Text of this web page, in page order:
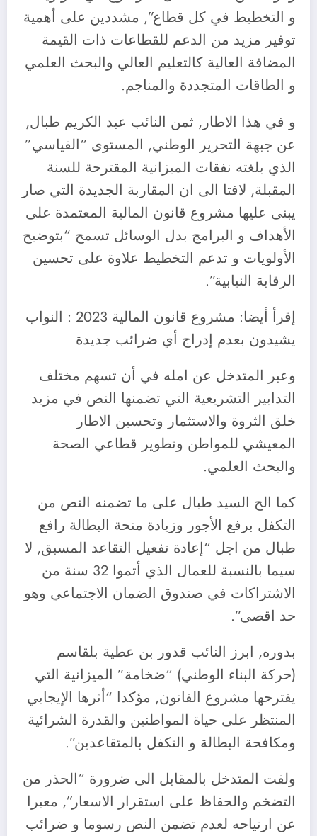
و التخطيط في كل قطاع”, مشددين على أهمية
توفير مزيد من الدعم للقطاعات ذات القيمة
المضافة العالية كالتعليم العالي والبحث العلمي
و الطاقات المتجددة والمناجم.
و في هذا الاطار, ثمن النائب عبد الكريم طبال,
عن جبهة التحرير الوطني, المستوى “القياسي”
الذي بلغته نفقات الميزانية المقترحة للسنة
المقبلة, لافتا الى ان المقاربة الجديدة التي صار
يبنى عليها مشروع قانون المالية المعتمدة على
الأهداف و البرامج بدل الوسائل تسمح “بتوضيح
الأولويات و تدعم التخطيط علاوة على تحسين
الرقابة النيابية”.
إقرأ أيضا: مشروع قانون المالية 2023 : النواب
يشيدون بعدم إدراج أي ضرائب جديدة
وعبر المتدخل عن امله في أن تسهم مختلف
التدابير التشريعية التي تضمنها النص في مزيد
خلق الثروة والاستثمار وتحسين الاطار
المعيشي للمواطن وتطوير قطاعي الصحة
والبحث العلمي.
كما الح السيد طبال على ما تضمنه النص من
التكفل برفع الأجور وزيادة منحة البطالة رافع
طبال من اجل “إعادة تفعيل التقاعد المسبق, لا
سيما بالنسبة للعمال الذي أتموا 32 سنة من
الاشتراكات في صندوق الضمان الاجتماعي وهو
حد اقصى”.
بدوره, ابرز النائب قدور بن عطية بلقاسم
(حركة البناء الوطني) “ضخامة” الميزانية التي
يقترحها مشروع القانون, مؤكدا “أثرها الإيجابي
المنتظر على حياة المواطنين والقدرة الشرائية
ومكافحة البطالة و التكفل بالمتقاعدين”.
ولفت المتدخل بالمقابل الى ضرورة “الحذر من
التضخم والحفاظ على استقرار الاسعار”, معبرا
عن ارتياحه لعدم تضمن النص رسوما و ضرائب